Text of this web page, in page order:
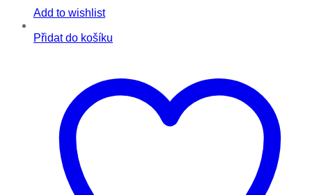
Add to wishlist
Přidat do košíku